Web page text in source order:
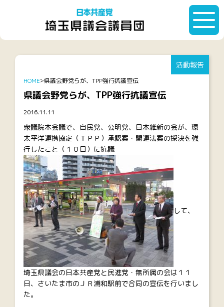
HOME 県議会野党らが、TPP強行抗議宣伝
県議会野党らが、TPP強行抗議宣伝
2016.11.11
活動報告
衆議院本会議で、自民党、公明党、日本維新の会が、環
太平洋連携協定（ＴＰＰ）承認案・関連法案の採決を強
行したこと（１０日）に抗議
して、
埼玉県議会の日本共産党と民進党・無所属の会は１１
日、さいたま市のＪＲ浦和駅前で合同の宣伝を行いまし
た。